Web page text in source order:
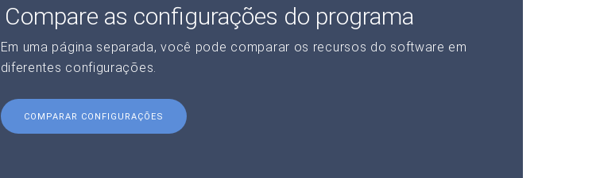
Compare as configurações do programa
Em uma página separada, você pode comparar os recursos do software em
diferentes configurações.
COMPARAR CONFIGURAÇÕES